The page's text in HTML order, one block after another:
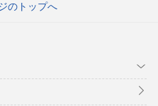
のトップへ